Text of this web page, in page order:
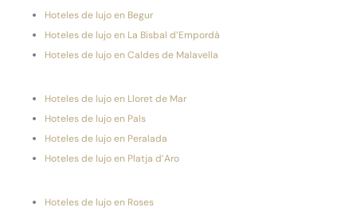
Hoteles de lujo en Begur
Hoteles de lujo en La Bisbal d’Empordà
Hoteles de lujo en Caldes de Malavella
Hoteles de lujo en Lloret de Mar
Hoteles de lujo en Pals
Hoteles de lujo en Peralada
Hoteles de lujo en Platja d’Aro
Hoteles de lujo en Roses